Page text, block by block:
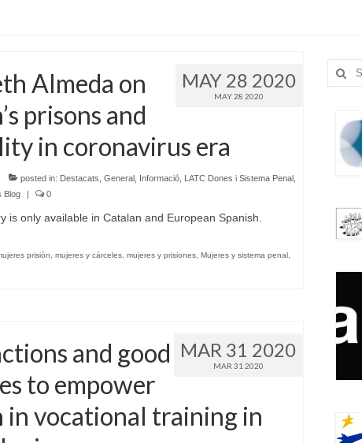
MAY 28 2020
MAY 28 2020
Almeda on
prisons and
in coronavirus era
posted in: Destacats General, Informació, LATC Dones i Sistema Penal,
Blog | 0
is only available in Catalan and European Spanish.
prisión mujeres y cárceles, mujeres y prisiones, Mujeres y sistema penal,
MAR 31 2020
MAR 31 2020
and good
to empower
in vocational training in
Search
for: